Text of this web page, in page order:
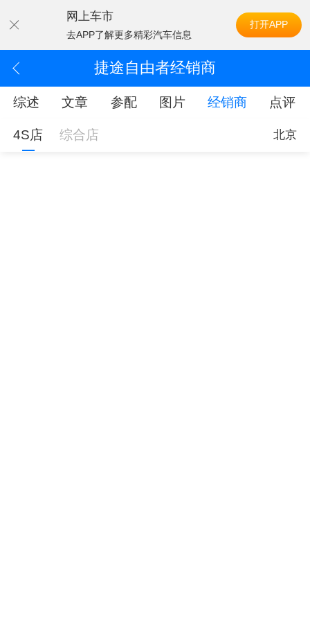
网上车市
去APP了解更多精彩汽车信息
打开APP
捷途自由者经销商
综述 文章 参配 图片 经销商 点评
4S店 综合店 北京